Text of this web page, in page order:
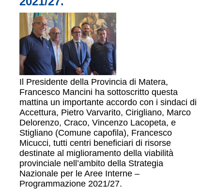
Il Presidente della Provincia di Matera,
Francesco Mancini ha sottoscritto questa
mattina un importante accordo con i sindaci di
Accettura, Pietro Varvarito, Cirigliano, Marco
Delorenzo, Craco, Vincenzo Lacopeta, e
Stigliano (Comune capofila), Francesco
Micucci, tutti centri beneficiari di risorse
destinate al miglioramento della viabilità
provinciale nell’ambito della Strategia
Nazionale per le Aree Interne –
Programmazione 2021/27.